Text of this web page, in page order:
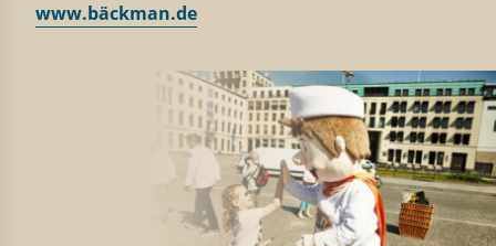
www.bäckman.de